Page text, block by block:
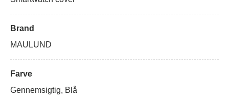
Brand
MAULUND
Farve
Gennemsigtig, Blå